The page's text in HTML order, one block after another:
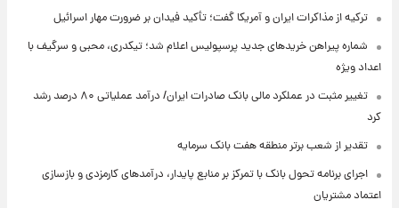
ترکیه از مذاکرات ایران و آمریکا گفت؛ تأکید فیدان بر ضرورت مهار اسرائیل
شماره پیراهن خریدهای جدید پرسپولیس اعلام شد؛ تیکدری، محبی و سرگیف با
اعداد ویژه
تغییر مثبت در عملکرد مالی بانک صادرات ایران/ درآمد عملیاتی ۸۰ درصد رشد
کرد
تقدیر از شعب برتر منطقه هفت بانک سرمایه
اجرای برنامه تحول بانک با تمرکز بر منابع پایدار، درآمدهای کارمزدی و بازسازی
اعتماد مشتریان